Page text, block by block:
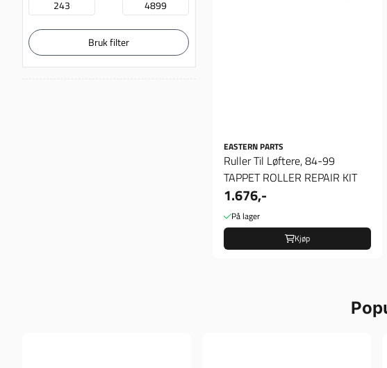
Bruk filter
EASTERN PARTS
Ruller Til Løftere, 84-99
TAPPET ROLLER REPAIR KIT
1.676,-
På lager
Kjøp